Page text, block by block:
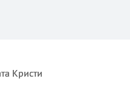
Кристи